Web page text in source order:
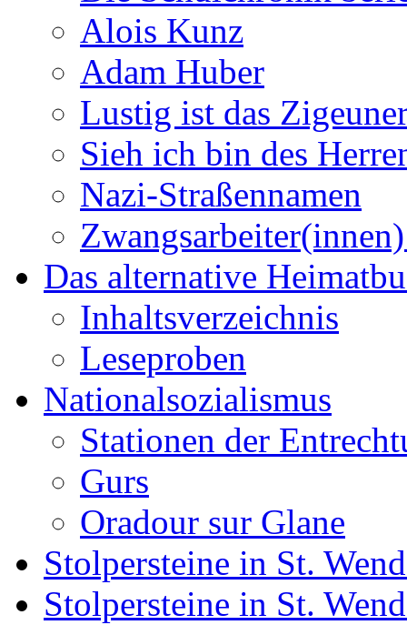
Alois Kunz
Adam Huber
Lustig ist das
Sieh ich bin des
Nazi-Straßennamen
Das alternative
Inhaltsverzeichnis
Leseproben
Nationalsozialismus
Stationen der
Gurs
Oradour sur Glane
Stolpersteine in St.
Stolpersteine in St.